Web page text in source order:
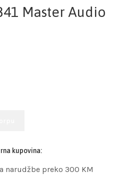
Master Audio
kupovina:
narudžbe preko 300 KM